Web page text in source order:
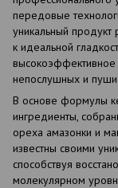
передовые
уникальный продукт
к идеальной
непослушных и
В основе формулы
ингредиенты,
ореха амазонки и
известны своими
способствуя
молекулярном